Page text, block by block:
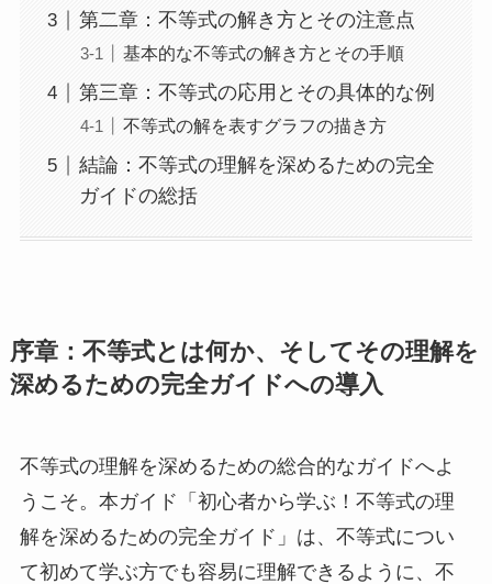
第二章：不等式の解き方とその注意点
基本的な不等式の解き方とその手順
第三章：不等式の応用とその具体的な例
不等式の解を表すグラフの描き方
結論：不等式の理解を深めるための完全
ガイドの総括
序章：不等式とは何か、そしてその理解を
深めるための完全ガイドへの導入
不等式の理解を深めるための総合的なガイドへよ
うこそ。本ガイド「初心者から学ぶ！不等式の理
解を深めるための完全ガイド」は、不等式につい
て初めて学ぶ方でも容易に理解できるように、不